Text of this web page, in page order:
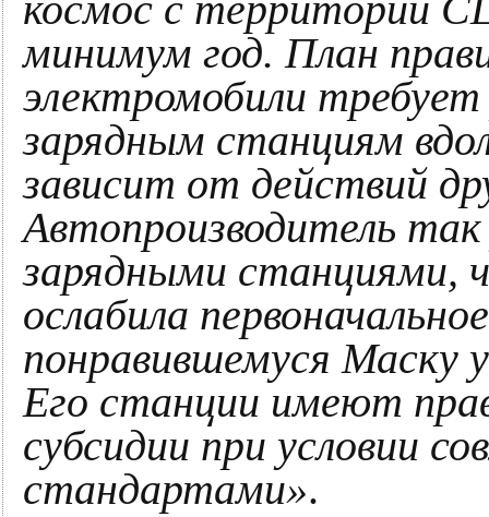
космос с территории
минимум год. План
электромобили
зарядным станциям
зависит от действий
Автопроизводитель
зарядными станциями,
ослабила
понравившемуся Маску
Его станции имеют
субсидии при условии
стандартами».